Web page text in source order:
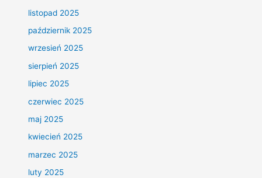
listopad 2025
październik 2025
wrzesień 2025
sierpień 2025
lipiec 2025
czerwiec 2025
maj 2025
kwiecień 2025
marzec 2025
luty 2025